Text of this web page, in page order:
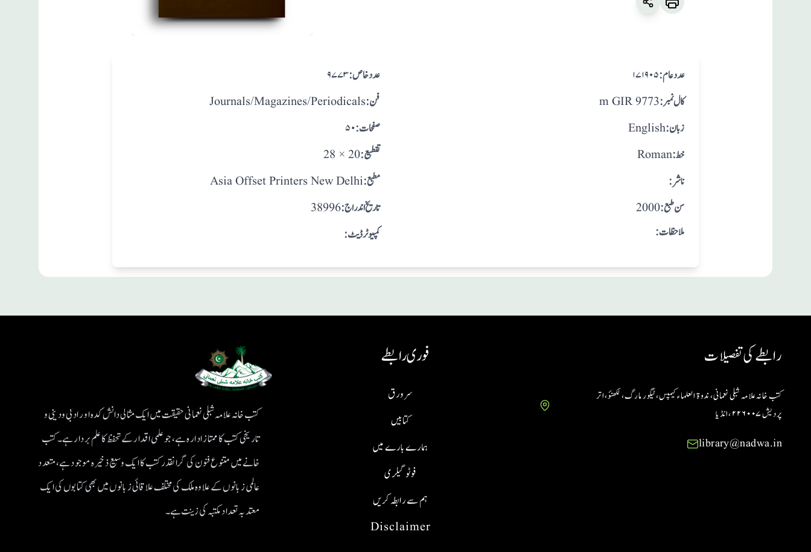
Dialogue Feb.
۹۷۷۳ :عدد خاص
Journals/Magazines/Periodicals :فن
۵۰ :صفحات
28 × 20 :تقطيع
Asia Offset Printers New Delhi :مطبع
38996 : تاريخ اندراج
:کمپیوٹر ڈیٹ
۱۷۱۹۰۵ :عدد عام
m GIR 9773 :کال نمبر
English :زبان
Roman :خط
:ناشر
2000 : سن طبع
:ملاحظات
کتب خانہ علامہ شبلی نعمانی حقیقت میں ایک مثالی دانش کدہ اور ادبی ودینی و
تاریخی کتب کا ممتاز ادارہ ہے، جو علمی اقدار کے تحفظ کا علم بردار ہے۔کتب
خانے میں متنوع فنون کی گرانقدر کتب کا ایک وسیع ذخیرہ موجود ہے، متعدد
عالمی زبانوں کے علاوہ ملک کی مختلف علاقائی زبانوں میں بھی کتابوں کی ایک
معتد بہ تعداد مکتبہ کی زینت ہے۔
فوری رابطے
Disclaimer
ہم سے رابطہ کریں
فوٹو گیلری
ہمارے بارے میں
کتابیں
سر ورق
رابطے کی تفصیلات
کتب خانہ علامہ شبلی نعمانی، ندوۃ العلماء کیمپس، ٹیگور مارگ، لکھنؤ، اتر
پردیش ۲۲۶۰۰۷ ،انڈیا
library@nadwa.in